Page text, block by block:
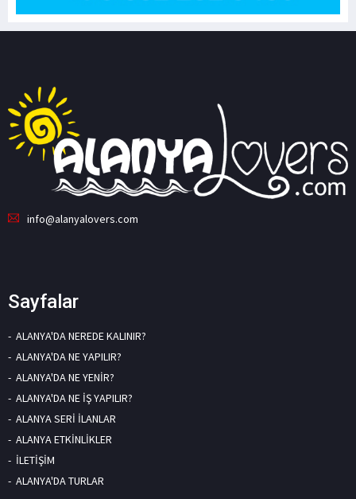
info@alanyalovers.com
Sayfalar
ALANYA'DA NEREDE KALINIR?
ALANYA'DA NE YAPILIR?
ALANYA'DA NE YENİR?
ALANYA'DA NE İŞ YAPILIR?
ALANYA SERİ İLANLAR
ALANYA ETKİNLİKLER
İLETİŞİM
ALANYA'DA TURLAR